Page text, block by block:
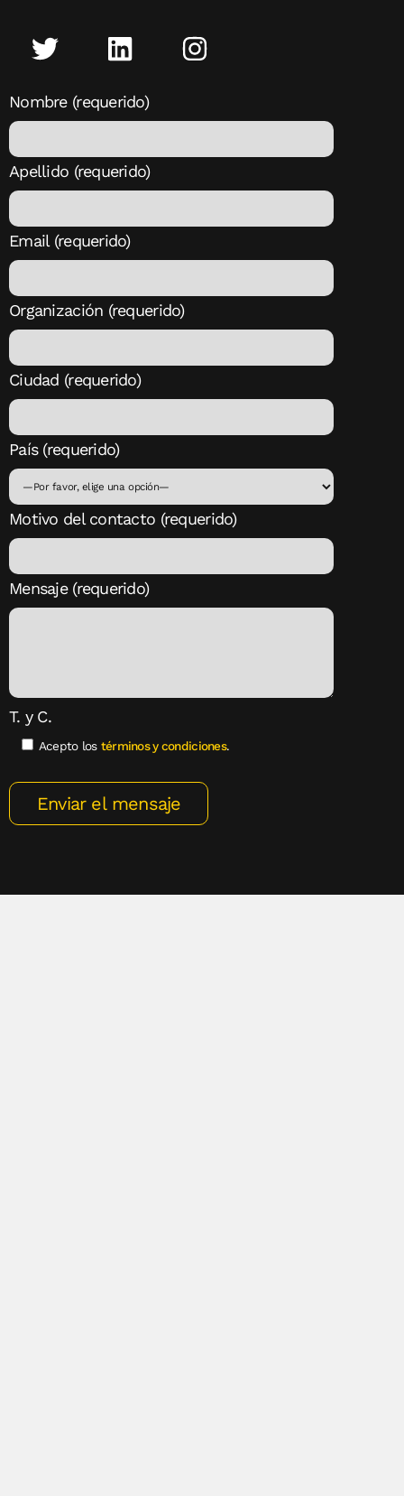
Nombre (requerido)
Apellido (requerido)
Email (requerido)
Organización (requerido)
Ciudad (requerido)
País (requerido)
Motivo del contacto (requerido)
Mensaje (requerido)
T. y C.
Acepto los términos y condiciones.